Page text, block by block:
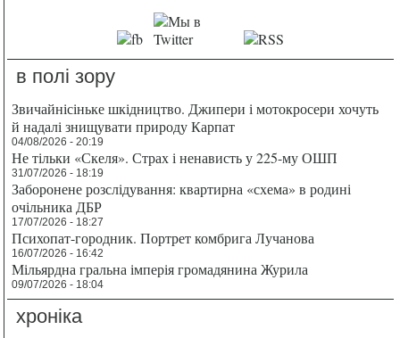
в полі зору
Звичайнісіньке шкідництво. Джипери і мотокросери хочуть
й надалі знищувати природу Карпат
04/08/2026 - 20:19
Не тільки «Скеля». Страх і ненависть у 225-му ОШП
31/07/2026 - 18:19
Заборонене розслідування: квартирна «схема» в родині
очільника ДБР
17/07/2026 - 18:27
Психопат-городник. Портрет комбрига Лучанова
16/07/2026 - 16:42
Мільярдна гральна імперія громадянина Журила
09/07/2026 - 18:04
хроніка